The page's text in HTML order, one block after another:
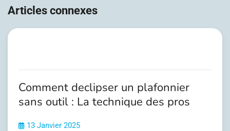
de
Articles connexes
Comment declipser un plafonnier
sans outil : La technique des pros
13 Janvier 2025